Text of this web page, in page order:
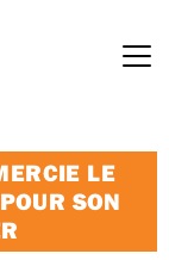
LE
SON